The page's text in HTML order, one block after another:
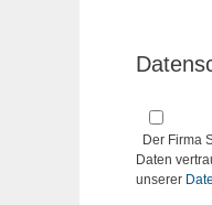
Der Firma
Daten
unserer